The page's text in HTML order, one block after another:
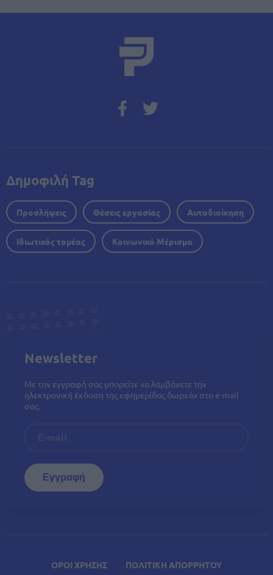
ΟΡΟΙ ΧΡΗΣΗΣ ΠΟΛΙΤΙΚΗ ΑΠΟΡΡΗΤΟΥ
Δημοφιλή Tag
Προσλήψεις Θέσεις εργασίας Αυτοδιοίκηση
Ιδιωτικός τομέας Κοινωνικό Μέρισμα
Newsletter
Με την εγγραφή σας μπορείτε να λαμβάνετε την
ηλεκτρονική έκδοση της εφημερίδας δωρεάν στο e-mail
σας.